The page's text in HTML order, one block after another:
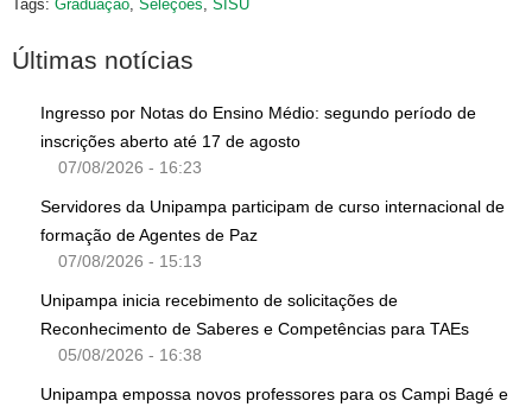
Tags: Graduação Seleções SISU
Últimas notícias
Ingresso por Notas do Ensino Médio: segundo período de
inscrições aberto até 17 de agosto
07/08/2026 - 16:23
Servidores da Unipampa participam de curso internacional de
formação de Agentes de Paz
07/08/2026 - 15:13
Unipampa inicia recebimento de solicitações de
Reconhecimento de Saberes e Competências para TAEs
05/08/2026 - 16:38
Unipampa empossa novos professores para os Campi Bagé e